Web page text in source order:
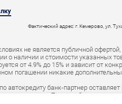
Фактический адрес: г. Кемерово, ул.
не является публичной
наличии и стоимости указанных
от 4.9% до 15% и зависит от
погашении никакие
банк-партнер оставляет
автокредита. При несоблюдении